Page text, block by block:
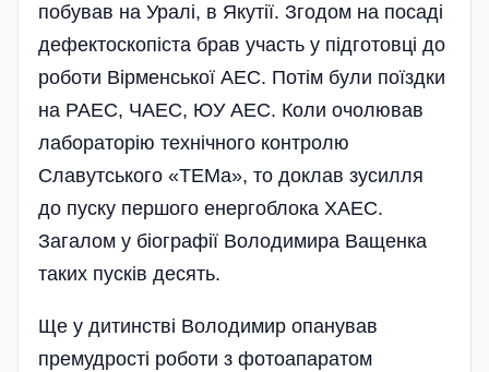
побував на Уралі, в Якутії. Згодом на посаді
дефектоскопіста брав участь у підготовці до
роботи Вірменської АЕС. Потім були поїздки
на РАЕС, ЧАЕС, ЮУ АЕС. Коли очолював
лабораторію технічного контролю
Славутського «ТЕМа», то доклав зусилля
до пуску першого енергоблока ХАЕС.
Загалом у біографії Володимира Ващенка
таких пусків десять.
Ще у дитинстві Володимир опанував
премудрості роботи з фотоапаратом